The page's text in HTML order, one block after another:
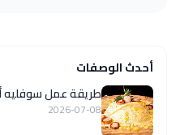
أحدث الوصفات
طريقة عمل سوفليه
2026-07-08